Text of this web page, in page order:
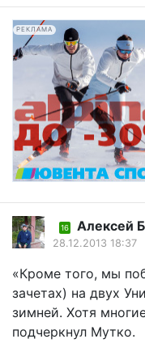
РЕКЛАМА
16 Aлексей
28.12.2013 18:37
«Кроме того, мы
зачетах) на двух
зимней. Хотя
подчеркнул Мутко.